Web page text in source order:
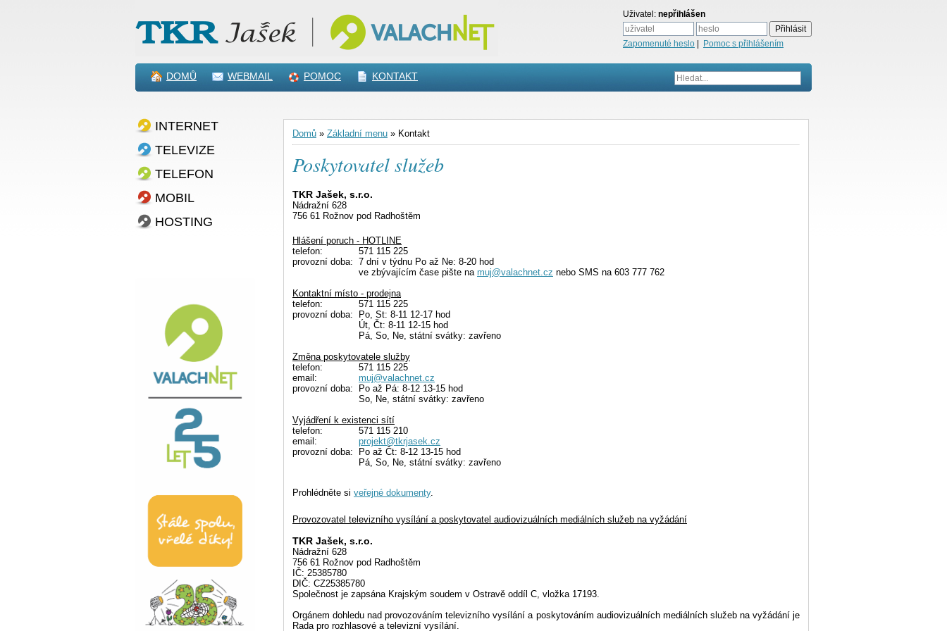
Uživatel: nepřihlášen
Zapomenuté heslo Pomoc s přihlášením
DOMŮ WEBMAIL POMOC KONTAKT
INTERNET
TELEVIZE
TELEFON
MOBIL
HOSTING
Domů » Základní menu » Kontakt
Poskytovatel služeb
TKR Jašek, s.r.o.
Nádražní 628
756 61 Rožnov pod Radhoštěm
Hlášení poruch - HOTLINE
telefon:
571 115 225
provozní doba: 7 dní v týdnu Po až Ne: 8-20 hod
ve zbývajícím čase pište na muj@valachnet.cz nebo SMS na 603 777 762
Kontaktní místo - prodejna
telefon:
571 115 225
provozní doba:
Po, St: 8-11 12-17 hod
Út, Čt: 8-11 12-15 hod
Pá, So, Ne, státní svátky: zavřeno
Změna poskytovatele služby
telefon:
571 115 225
email:
muj@valachnet.cz
provozní doba:
Po až Pá: 8-12 13-15 hod
So, Ne, státní svátky: zavřeno
Vyjádření k existenci sítí
telefon:
571 115 210
email:
projekt@tkrjasek.cz
provozní doba:
Po až Čt: 8-12 13-15 hod
Pá, So, Ne, státní svátky: zavřeno
Prohlédněte si veřejné dokumenty.
Provozovatel televizního vysílání a poskytovatel audiovizuálních mediálních služeb na vyžádání
TKR Jašek, s.r.o.
Nádražní 628
756 61 Rožnov pod Radhoštěm
IČ: 25385780
DIČ: CZ25385780
Společnost je zapsána Krajským soudem v Ostravě oddíl C, vložka 17193.
Orgánem dohledu nad provozováním televizního vysílání a poskytováním audiovizuálních mediálních služeb na vyžádání je
Rada pro rozhlasové a televizní vysílání.